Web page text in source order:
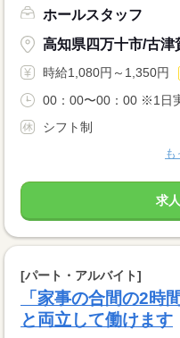
ホールスタッフ
高知県四万十市/古津
時給1,080円～1,350円
00：00〜00：00 ※1日
シフト制
も
求
[パート・アルバイト]
「家事の合間の2時
と両立して働けます